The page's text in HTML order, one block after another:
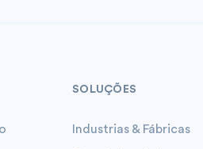
SOLUÇÕES
Industrias & Fábricas